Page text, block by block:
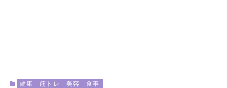
健康 筋トレ 美容 食事